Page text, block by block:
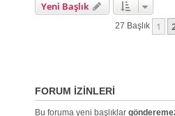
Yeni Başlık
27 Başlık 1
FORUM IZINLERI
Bu foruma yeni başlıklar